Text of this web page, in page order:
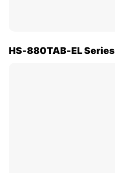
HS-880TAB-EL Series